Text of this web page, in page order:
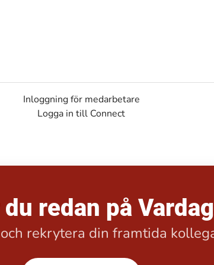
Inloggning för medarbetare
Logga in till Connect
redan på
rekrytera din framtida